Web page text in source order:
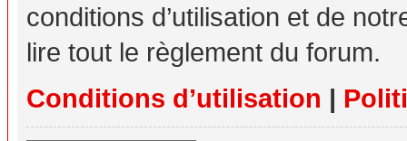
conditions d’utilisation et de
lire tout le règlement du forum.
Conditions d’utilisation |